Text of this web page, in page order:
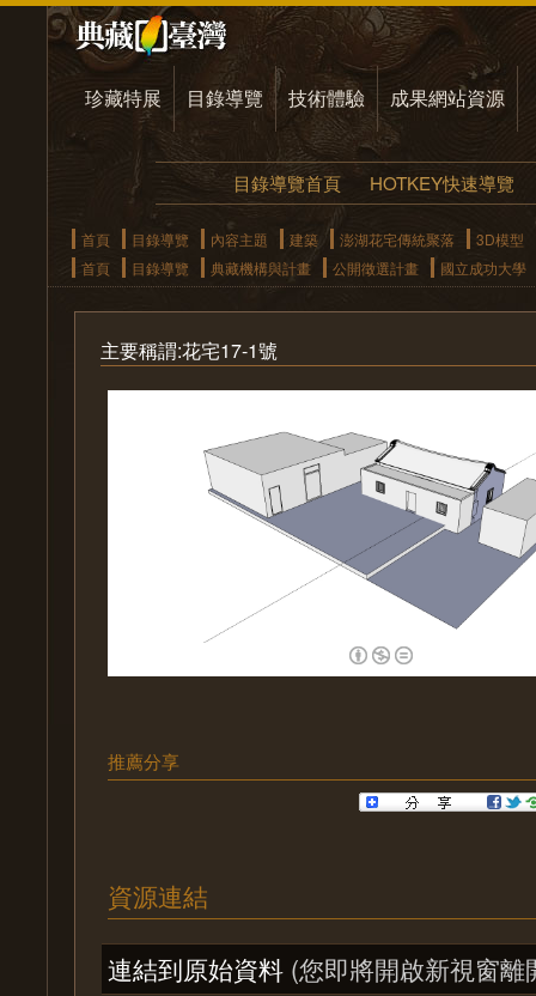
珍藏特展 目錄導覽 技術體驗 成果網站資源
目錄導覽首頁 HOTKEY快速導覽
首頁 目錄導覽 內容主題 建築 澎湖花宅傳統聚落
3D模型
首頁
目錄導覽 典藏機構與計畫 公開徵選計畫 國立成功大學
主要稱謂:花宅17-1號
推薦分享
資源連結
連結到原始資料 (您即將開啟新視窗離